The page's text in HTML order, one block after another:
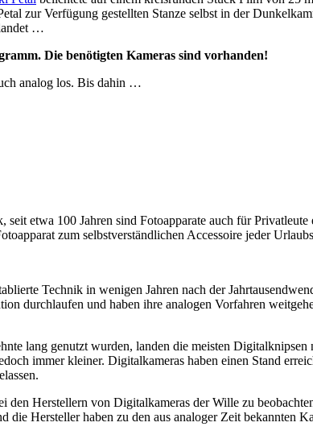
zur Verfügung gestellten Stanze selbst in der
…
Die benötigten Kameras sind vorhanden!
analog los. Bis dahin …
etwa 100 Jahren sind Fotoapparate auch für
zum selbstverständlichen Accessoire jeder
Technik in wenigen Jahren nach der
durchlaufen und haben ihre analogen Vorfahren
lang genutzt wurden, landen die meisten
immer kleiner. Digitalkameras haben einen Stand
den Herstellern von Digitalkameras der Wille zu
Hersteller haben zu den aus analoger Zeit bekannten